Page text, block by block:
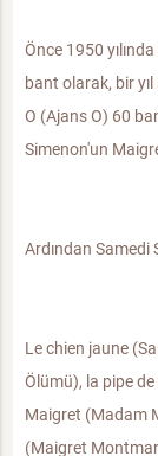
Önce 1950
bant olarak, bir
O (Ajans O) 60
Simenon'un
Ardından Samedi
Le chien jaune
Ölümü), la pipe
Maigret (Madam
(Maigret